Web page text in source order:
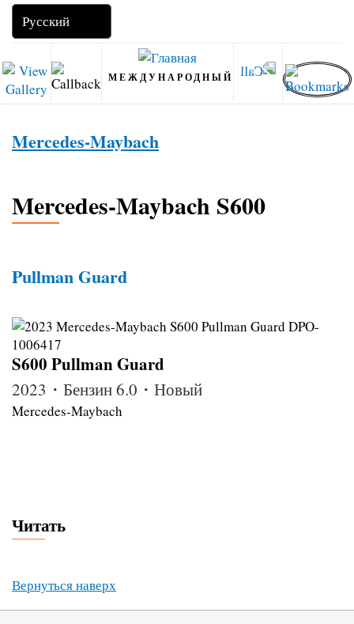
МЕЖДУНАРОДНЫЙ
Mercedes-Maybach
Mercedes-Maybach S600
Pullman Guard
S600 Pullman Guard
2023・Бензин 6.0・Новый
Mercedes-Maybach
Читать
Вернуться наверх